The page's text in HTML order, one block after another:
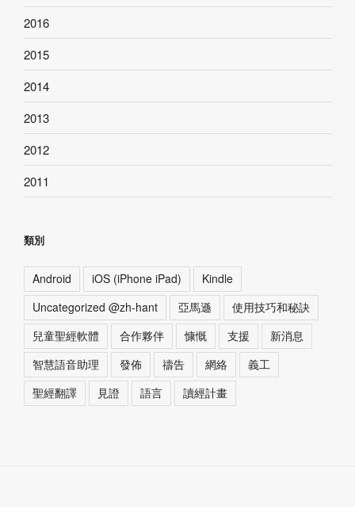
2016
2015
2014
2013
2012
2011
類別
Android iOS (iPhone iPad)
Kindle
Uncategorized @zh-hant
亞馬遜
使用技巧和秘訣
兒童聖經軟體
合作夥伴 慷慨 支援
新消息
智慧語音助理
發佈 禱告 網絡
義工
聖經翻譯
見證 語言 讀經計畫